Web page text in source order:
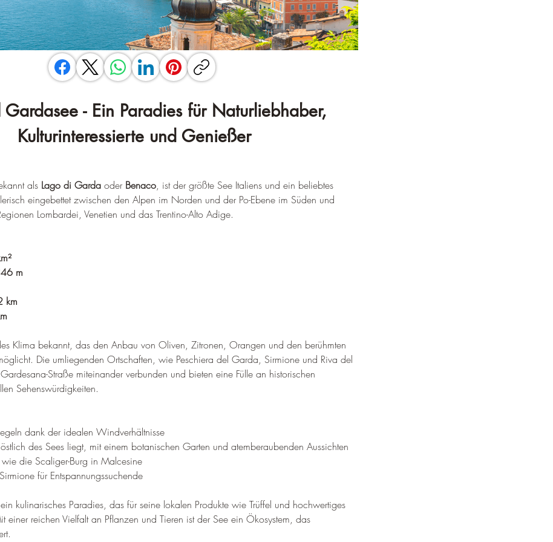
Gardasee - Ein Paradies für Naturliebhaber,
Kulturinteressierte und Genießer
als Lago di Garda oder Benaco, ist der größte See Italiens und ein beliebtes
eingebettet zwischen den Alpen im Norden und der Po-Ebene im Süden und
Lombardei, Venetien und das Trentino-Alto Adige.
m
km
Klima bekannt, das den Anbau von Oliven, Zitronen, Orangen und den berühmten
. Die umliegenden Ortschaften, wie Peschiera del Garda, Sirmione und Riva del
Straße miteinander verbunden und bieten eine Fülle an historischen
Sehenswürdigkeiten.
dank der idealen Windverhältnisse
des Sees liegt, mit einem botanischen Garten und atemberaubenden Aussichten
wie die Scaliger-Burg in Malcesine
für Entspannungssuchende
kulinarisches Paradies, das für seine lokalen Produkte wie Trüffel und hochwertiges
einer reichen Vielfalt an Pflanzen und Tieren ist der See ein Ökosystem, das
.